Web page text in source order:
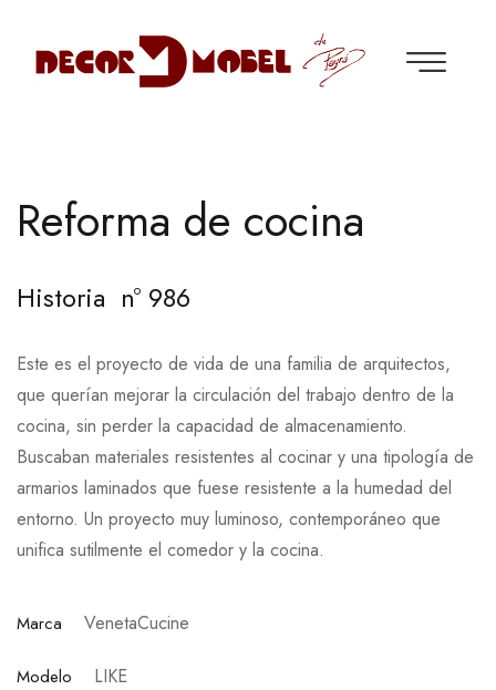
Reforma de cocina
Historia nº 986
Este es el proyecto de vida de una familia de arquitectos,
que querían mejorar la circulación del trabajo dentro de la
cocina, sin perder la capacidad de almacenamiento.
Buscaban materiales resistentes al cocinar y una tipología de
armarios laminados que fuese resistente a la humedad del
entorno. Un proyecto muy luminoso, contemporáneo que
unifica sutilmente el comedor y la cocina.
Marca VenetaCucine
Modelo LIKE